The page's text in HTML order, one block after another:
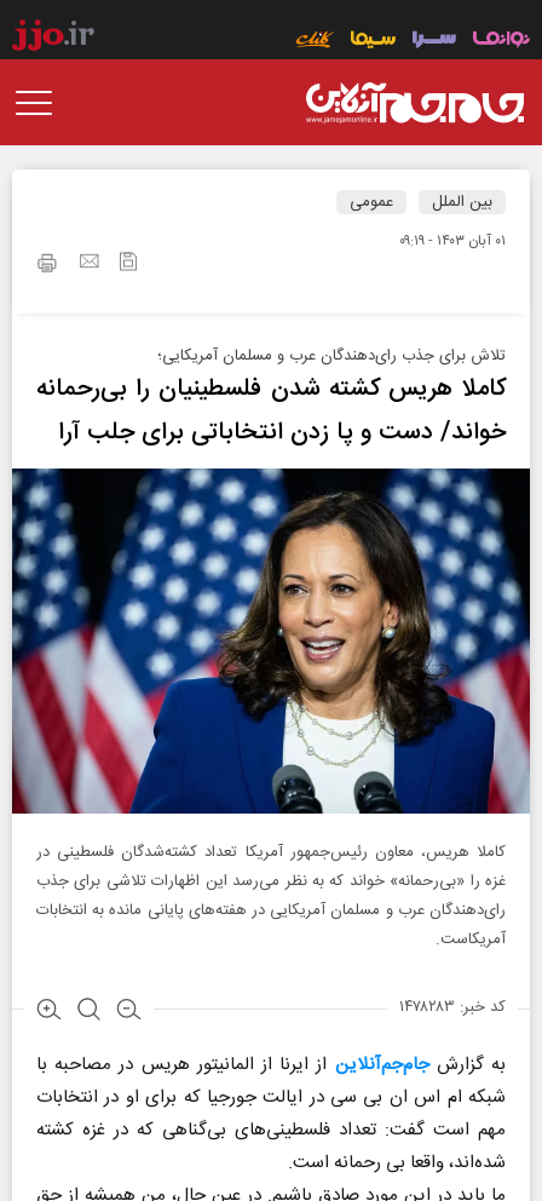
بین الملل عمومی
۰۱ آبان ۱۴۰۳ - ۰۹:۱۹
تلاش برای جذب رای‌دهندگان عرب و مسلمان آمریکایی؛
کاملا هریس کشته شدن فلسطینیان را بی‌رحمانه
خواند/ دست و پا زدن انتخاباتی برای جلب آرا
کاملا هریس، معاون رئیس‌جمهور آمریکا تعداد کشته‌شدگان فلسطینی در
غزه را «بی‌رحمانه» خواند که به نظر می‌رسد این اظهارات تلاشی برای جذب
رای‌دهندگان عرب و مسلمان آمریکایی در هفته‌های پایانی مانده به انتخابات
آمریکاست.
کد خبر: ۱۴۷۸۲۸۳
به گزارشجام‌جم‌آنلاین از ایرنا از المانیتور هریس در مصاحبه با
شبکه ام اس ان بی سی در ایالت جورجیا که برای او در انتخابات
مهم است گفت: تعداد فلسطینی‌های بی‌گناهی که در غزه کشته
شده‌اند، واقعا بی رحمانه است.